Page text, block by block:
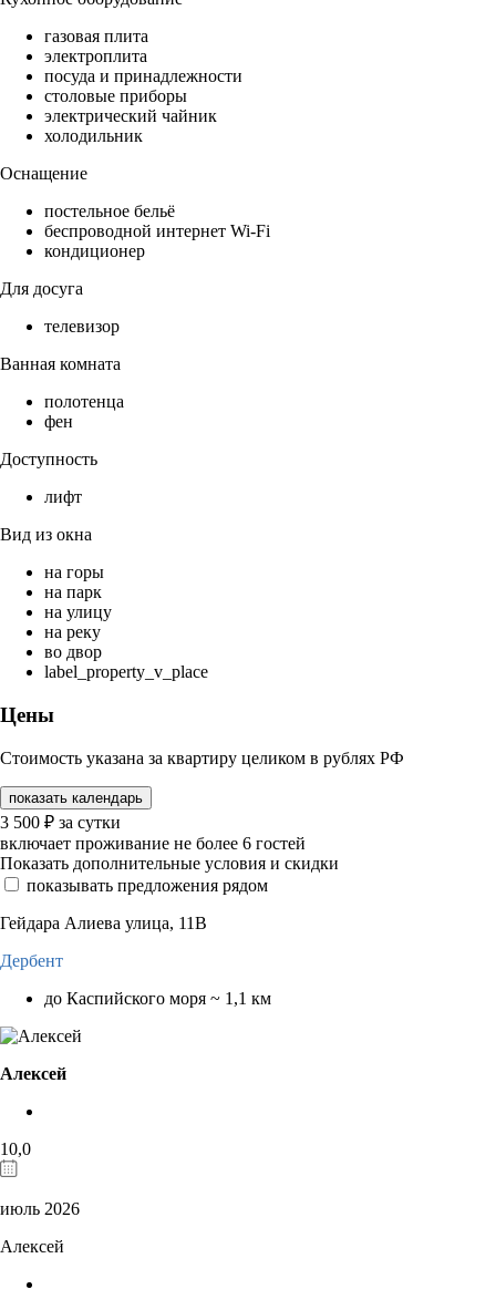
газовая плита
электроплита
посуда и принадлежности
столовые приборы
электрический чайник
холодильник
Оснащение
постельное бельё
беспроводной интернет Wi-Fi
кондиционер
Для досуга
телевизор
Ванная комната
полотенца
фен
Доступность
лифт
Вид из окна
на горы
на парк
на улицу
на реку
во двор
label_property_v_place
Цены
Стоимость указана за квартиру целиком в рублях РФ
показать календарь
3 500 ₽ за сутки
включает проживание не более 6 гостей
Показать дополнительные условия и скидки
показывать предложения рядом
Гейдара Алиева улица, 11В
Дербент
до Каспийского моря ~ 1,1 км
Алексей
10,0
июль 2026
Алексей